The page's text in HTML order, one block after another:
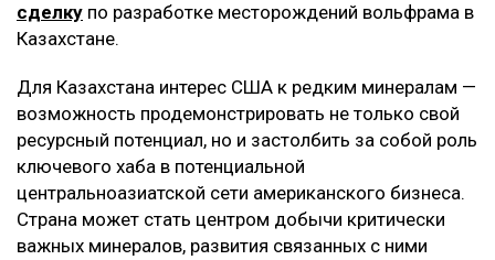
сделку по разработке месторождений вольфрама в
Казахстане.
Для Казахстана интерес США к редким минералам —
возможность продемонстрировать не только свой
ресурсный потенциал, но и застолбить за собой роль
ключевого хаба в потенциальной
центральноазиатской сети американского бизнеса.
Страна может стать центром добычи критически
важных минералов, развития связанных с ними